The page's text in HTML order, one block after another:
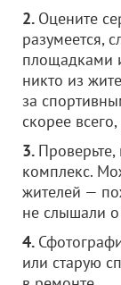
2. Оцените
разумеется,
площадками
никто из
за
скорее
3.
комплекс.
жителей —
не слышали о
4.
или старую